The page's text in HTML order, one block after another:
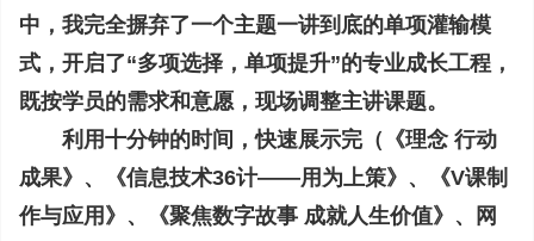
中，我完全摒弃了一个主题一讲到底的单项灌输模
式，开启了“多项选择，单项提升”的专业成长工程，
既按学员的需求和意愿，现场调整主讲课题。
利用十分钟的时间，快速展示完（《理念 行动
成果》、《信息技术36计——用为上策》、《V课制
作与应用》、《聚焦数字故事 成就人生价值》、网